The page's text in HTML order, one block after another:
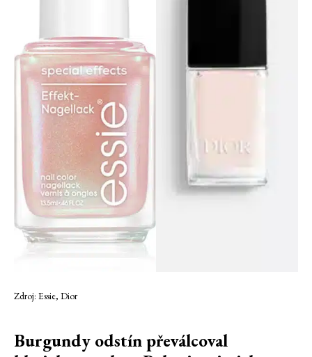
Zdroj: Essie, Dior
Burgundy odstín převálcoval